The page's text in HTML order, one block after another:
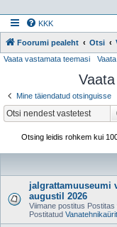
KKK
Foorumi pealeht Otsi
Vaata vastamata teemasi
Mine täiendatud otsinguisse
Otsing leidis rohkem kui
jalgrattamuuseumi
augustil 2026
Viimane postitus Postitas
Postitatud